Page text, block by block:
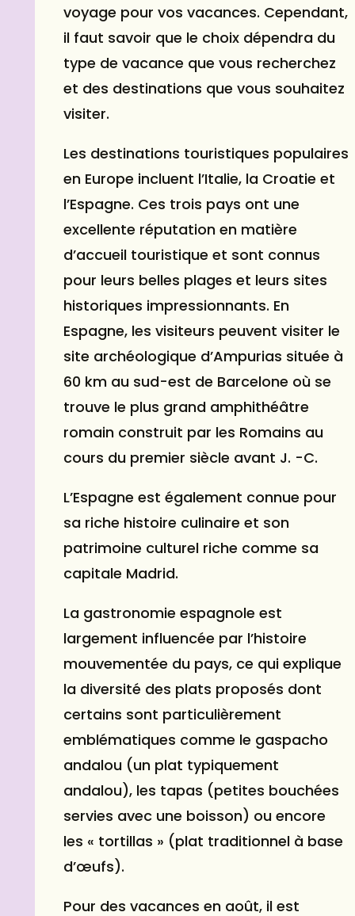
voyage pour vos vacances. Cependant,
il faut savoir que le choix dépendra du
type de vacance que vous recherchez
et des destinations que vous souhaitez
visiter.
Les destinations touristiques populaires
en Europe incluent l’Italie, la Croatie et
l’Espagne. Ces trois pays ont une
excellente réputation en matière
d’accueil touristique et sont connus
pour leurs belles plages et leurs sites
historiques impressionnants. En
Espagne, les visiteurs peuvent visiter le
site archéologique d’Ampurias située à
60 km au sud-est de Barcelone où se
trouve le plus grand amphithéâtre
romain construit par les Romains au
cours du premier siècle avant J. -C.
L’Espagne est également connue pour
sa riche histoire culinaire et son
patrimoine culturel riche comme sa
capitale Madrid.
La gastronomie espagnole est
largement influencée par l’histoire
mouvementée du pays, ce qui explique
la diversité des plats proposés dont
certains sont particulièrement
emblématiques comme le gaspacho
andalou (un plat typiquement
andalou), les tapas (petites bouchées
servies avec une boisson) ou encore
les « tortillas » (plat traditionnel à base
d’œufs).
Pour des vacances en août, il est